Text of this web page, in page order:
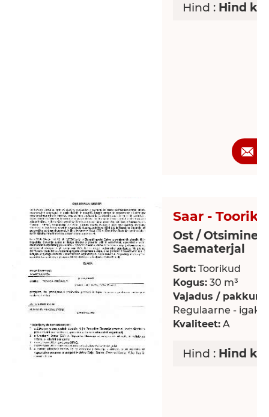
Hind : Hind
Saar -
Ost / Otsimine >
Saematerjal
Sort: Toorikud
Kogus: 30 m³
Vajadus /
Regulaarne -
Kvaliteet: A
Hind : Hind